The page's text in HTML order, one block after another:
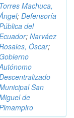
Torres Machuca,
; Defensoría
del
; Narváez
Óscar;
Gobierno
San
de